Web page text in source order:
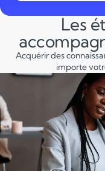
Les
Acquérir des
importe